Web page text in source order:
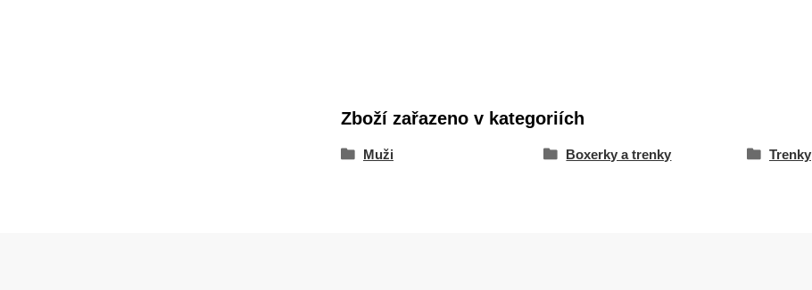
Zboží zařazeno v kategoriích
Muži Boxerky a trenky Trenky